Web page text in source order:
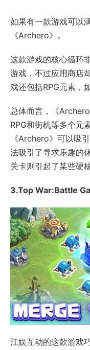
如果有一款游戏可以
《Archero》。
这款游戏的核心循环
游戏，不过应用商店
戏还包括RPG元素，
总体而言，《
RPG和街机等多个元
《Archero》可以吸
法吸引了寻求乐趣的
关卡则引起了某些硬
3.Top War:Battle
江娱互动的这款游戏